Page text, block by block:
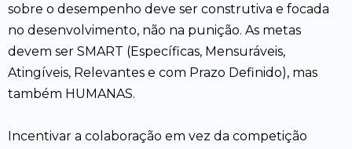
sobre o desempenho deve ser construtiva e focada
no desenvolvimento, não na punição. As metas
devem ser SMART (Específicas, Mensuráveis,
Atingíveis, Relevantes e com Prazo Definido), mas
também HUMANAS.
Incentivar a colaboração em vez da competição